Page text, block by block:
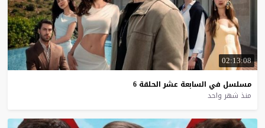
02:13:08
مسلسل في السابعة عشر الحلقة 6
منذ شهر واحد